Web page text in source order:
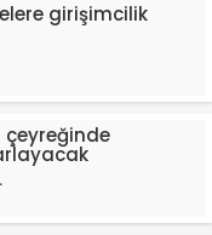
girişimcilik
çeyreğinde